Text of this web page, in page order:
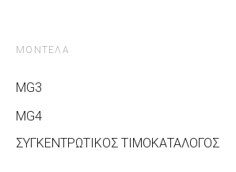
ΜΟΝΤΕΛΑ
MG3
MG4
ΣΥΓΚΕΝΤΡΩΤΙΚΟΣ ΤΙΜΟΚΑΤΑΛΟΓΟΣ